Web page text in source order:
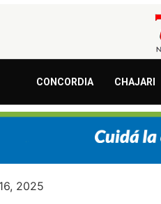
CONCORDIA CHAJARI
2025